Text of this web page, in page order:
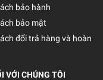
bảo hành
bảo mật
đổi trả hàng và hoàn
VỚI CHÚNG TÔI